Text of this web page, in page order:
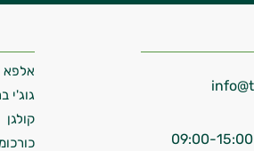
אלפא
גוג'י
קולגן